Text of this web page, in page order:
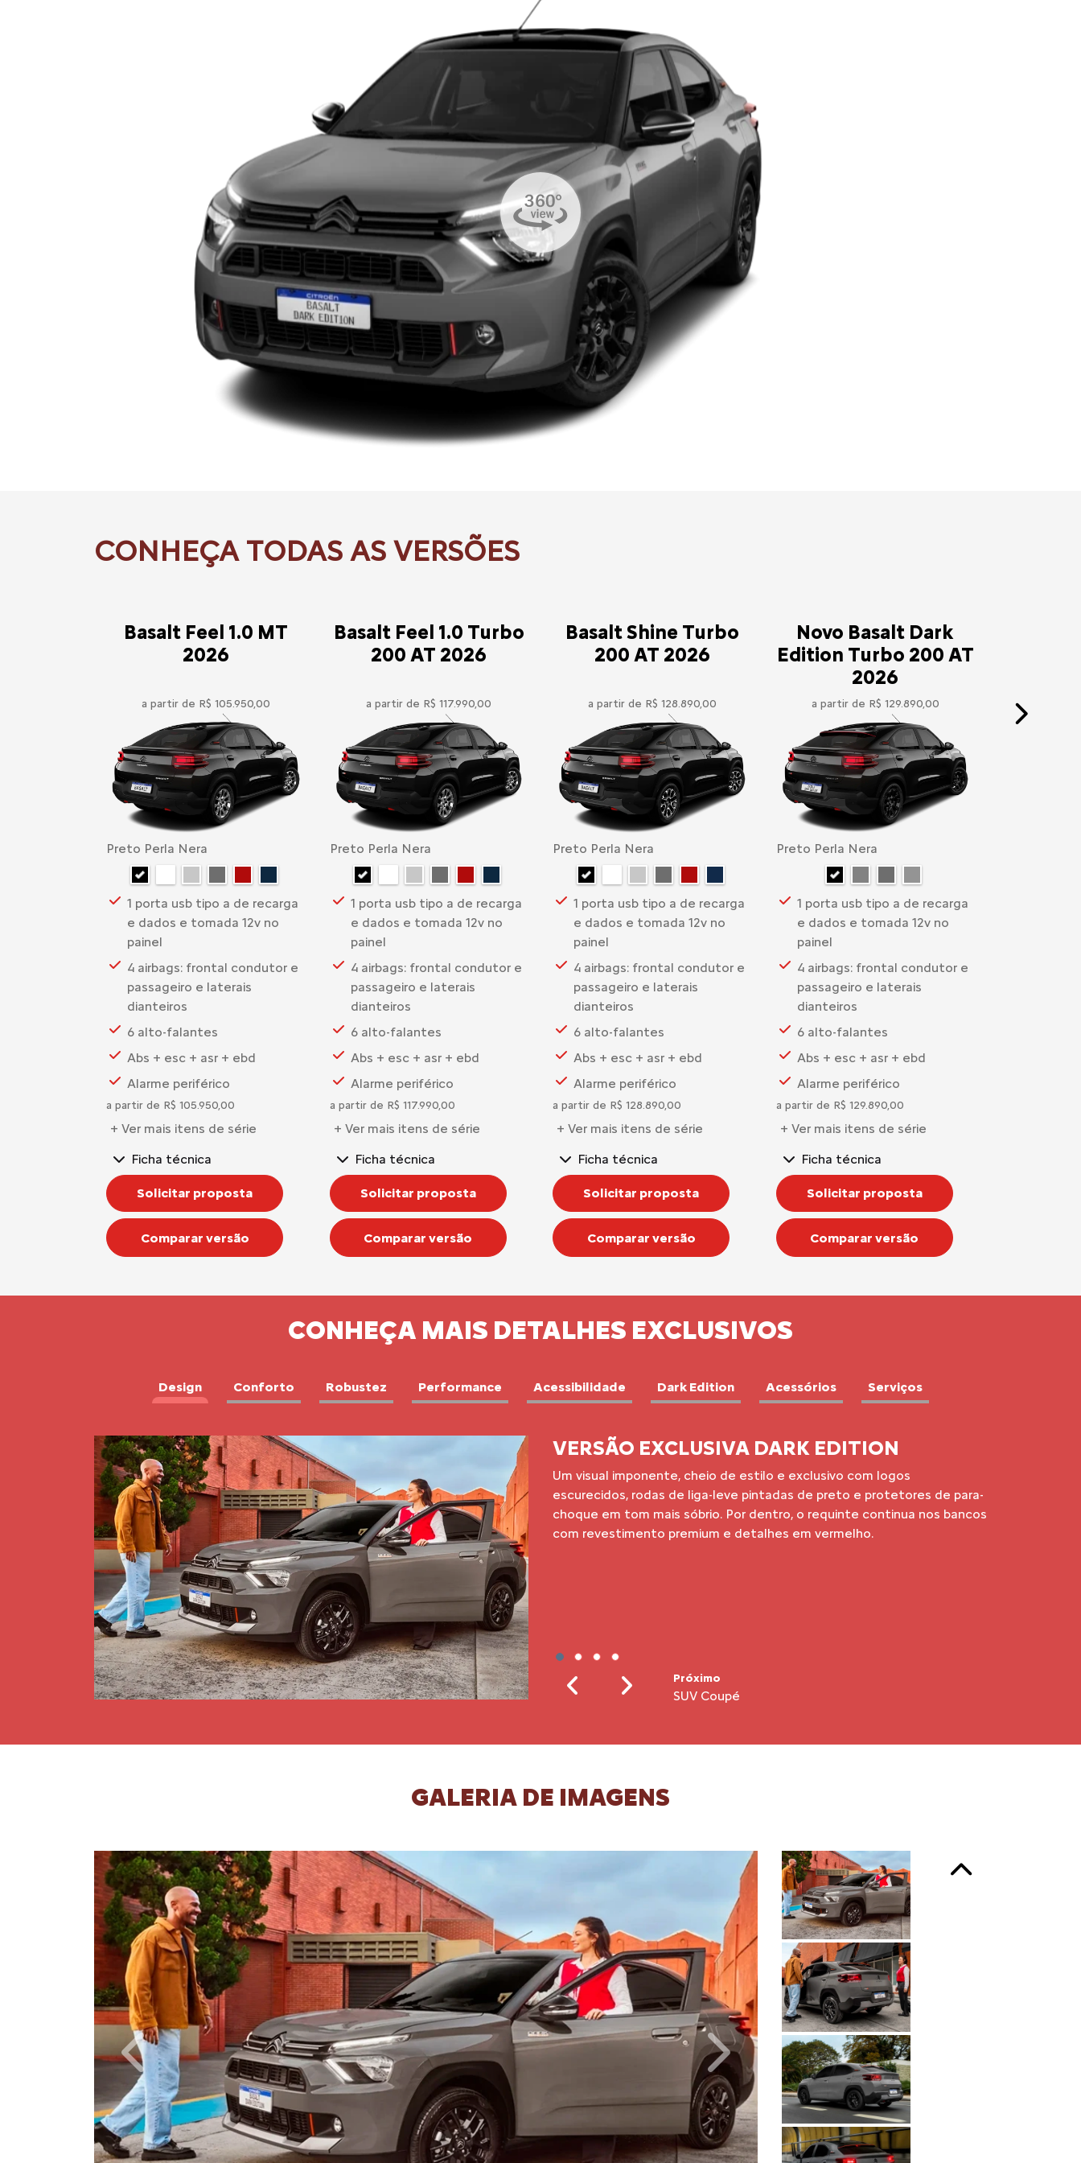
Basalt Feel 1.0 MT
2026
a partir de R$ 105.950,00
Preto Perla Nera
1 porta usb tipo a de recarga
e dados e tomada 12v no
painel
4 airbags: frontal condutor e
passageiro e laterais
dianteiros
6 alto-falantes
Abs + esc + asr + ebd
Alarme periférico
a partir de R$ 105.950,00
+ Ver mais itens de série
Ficha técnica
Solicitar proposta
Comparar versão
Basalt Feel 1.0 Turbo
200 AT 2026
a partir de R$ 117.990,00
Preto Perla Nera
1 porta usb tipo a de recarga
e dados e tomada 12v no
painel
4 airbags: frontal condutor e
passageiro e laterais
dianteiros
6 alto-falantes
Abs + esc + asr + ebd
Alarme periférico
a partir de R$ 117.990,00
+ Ver mais itens de série
Ficha técnica
Solicitar proposta
Comparar versão
Basalt Shine Turbo
200 AT 2026
a partir de R$ 128.890,00
Preto Perla Nera
1 porta usb tipo a de recarga
e dados e tomada 12v no
painel
4 airbags: frontal condutor e
passageiro e laterais
dianteiros
6 alto-falantes
Abs + esc + asr + ebd
Alarme periférico
a partir de R$ 128.890,00
+ Ver mais itens de série
Ficha técnica
Solicitar proposta
Comparar versão
Novo Basalt Dark
Edition Turbo 200 AT
2026
a partir de R$ 129.890,00
Preto Perla Nera
1 porta usb tipo a de recarga
e dados e tomada 12v no
painel
4 airbags: frontal condutor e
passageiro e laterais
dianteiros
6 alto-falantes
Abs + esc + asr + ebd
Alarme periférico
a partir de R$ 129.890,00
+ Ver mais itens de série
Ficha técnica
Solicitar proposta
Comparar versão
Next
CONHEÇA MAIS DETALHES EXCLUSIVOS
Design Conforto Robustez Performance Acessibilidade Dark Edition Acessórios Serviços
SUV COUPÉ
O melhor da potência e da elegância. Aprecie o design SUV Coupé, que
une a imponência e robustez de um SUV às linhas fluidas e dinâmicas de
um Coupé, resultando em um modelo incomparável.
GALERIA DE IMAGENS
Anterior Próximo